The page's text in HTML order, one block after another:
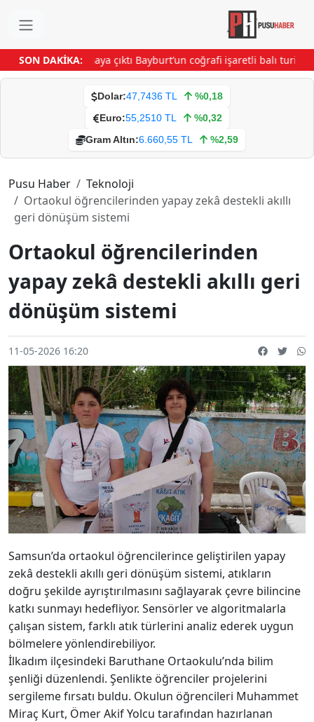
SON DAKİKA:
12 takım sahaya çıktıBayburt’un coğrafi işaretli balı turizme
Dolar:47,7436 TL
%0,18
Euro:55,2510 TL
%0,32
Gram Altın:6.660,55 TL %2,59
Pusu Haber
Teknoloji
Ortaokul öğrencilerinden yapay zekâ destekli akıllı
geri dönüşüm sistemi
Ortaokul öğrencilerinden
yapay zekâ destekli akıllı geri
dönüşüm sistemi
11-05-2026 16:20
Samsun’da ortaokul öğrencilerince geliştirilen yapay
zekâ destekli akıllı geri dönüşüm sistemi, atıkların
doğru şekilde ayrıştırılmasını sağlayarak çevre bilincine
katkı sunmayı hedefliyor. Sensörler ve algoritmalarla
çalışan sistem, farklı atık türlerini analiz ederek uygun
bölmelere yönlendirebiliyor.
İlkadım ilçesindeki Baruthane Ortaokulu’nda bilim
şenliği düzenlendi. Şenlikte öğrenciler projelerini
sergileme fırsatı buldu. Okulun öğrencileri Muhammet
Miraç Kurt, Ömer Akif Yolcu tarafından hazırlanan